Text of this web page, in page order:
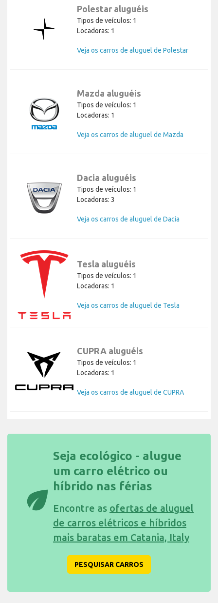
Polestar aluguéis
Tipos de veículos: 1
Locadoras: 1
Veja os carros de aluguel de Polestar
Mazda aluguéis
Tipos de veículos: 1
Locadoras: 1
Veja os carros de aluguel de Mazda
Dacia aluguéis
Tipos de veículos: 1
Locadoras: 3
Veja os carros de aluguel de Dacia
Tesla aluguéis
Tipos de veículos: 1
Locadoras: 1
Veja os carros de aluguel de Tesla
CUPRA aluguéis
Tipos de veículos: 1
Locadoras: 1
Veja os carros de aluguel de CUPRA
eco
Seja ecológico - alugue
um carro elétrico ou
híbrido nas férias
Encontre as ofertas de aluguel
de carros elétricos e híbridos
mais baratas em Catania, Italy
PESQUISAR CARROS